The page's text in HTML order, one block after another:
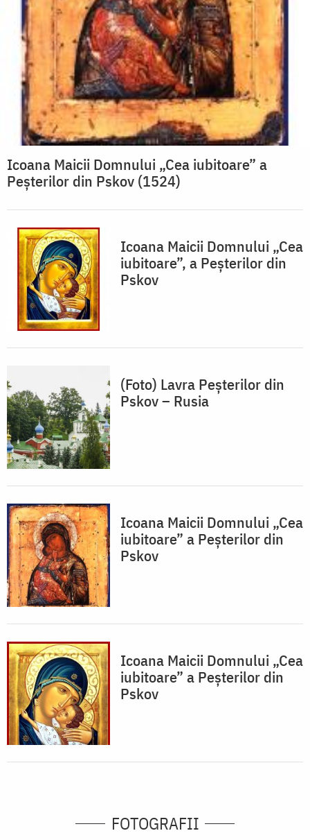
Icoana Maicii Domnului „Cea iubitoare” a
Peșterilor din Pskov (1524)
Icoana Maicii Domnului „Cea
iubitoare”, a Peșterilor din
Pskov
(Foto) Lavra Peșterilor din
Pskov – Rusia
Icoana Maicii Domnului „Cea
iubitoare” a Peșterilor din
Pskov
Icoana Maicii Domnului „Cea
iubitoare” a Peșterilor din
Pskov
FOTOGRAFII